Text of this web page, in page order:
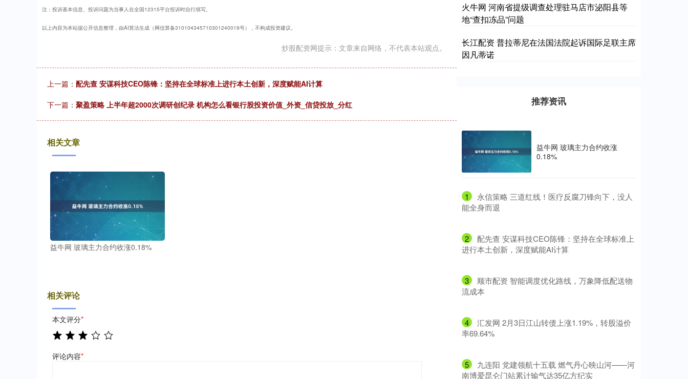
注：投诉基本信息、投诉问题为当事人在全国12315平台投诉时自行填写。
以上内容为本站据公开信息整理，由AI算法生成（网信算备310104345710301240019号），不构成投资建议。
炒股配资网提示：文章来自网络，不代表本站观点。
上一篇： 配先查 安谋科技CEO陈锋：坚持在全球标准上进行本土创新，深度赋能AI计算
下一篇： 聚盈策略 上半年超2000次调研创纪录 机构怎么看银行股投资价值_外资_信贷投放_分红
相关文章
益牛网 玻璃主力合约收涨0.18%
相关评论
本文评分*
评论内容*
火牛网 河南省提级调查处理驻马店市泌阳县等
地“查扣冻品”问题
长江配资 普拉蒂尼在法国法院起诉国际足联主席
因凡蒂诺
推荐资讯
益牛网 玻璃主力合约收涨
0.18%
1
​永信策略 三道红线！医疗反腐刀锋向下，没人
能全身而退
2
​配先查 安谋科技CEO陈锋：坚持在全球标准上
进行本土创新，深度赋能AI计算
3
​顺市配资 智能调度优化路线，万象降低配送物
流成本
4
​汇发网 2月3日江山转债上涨1.19%，转股溢价
率69.64%
5
​九连阳 党建领航十五载 燃气丹心映山河——河
南博爱昆仑门站累计输气达35亿方纪实